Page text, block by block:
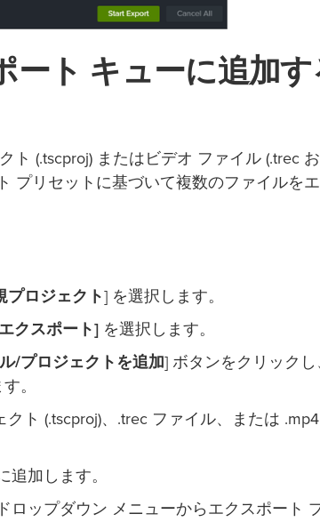
ート キューに追加す
ト (.tscproj) またはビデオ ファイル (.trec
プリセットに基づいて複数のファイルを
プロジェクト] を選択します。
クスポート] を選択します。
/プロジェクトを追加] ボタンをクリックし
。
ト (.tscproj)、.trec ファイル、または
追加します。
ロップダウン メニューからエクスポート